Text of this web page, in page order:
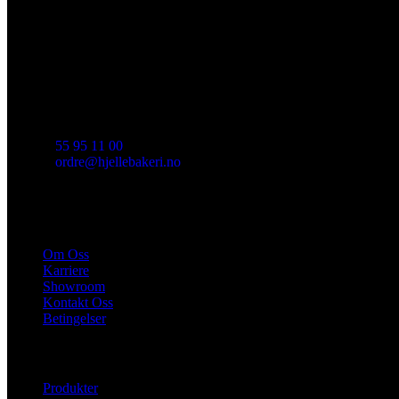
55 95 11 00
ordre@hjellebakeri.no
Om Oss
Karriere
Showroom
Kontakt Oss
Betingelser
Produkter